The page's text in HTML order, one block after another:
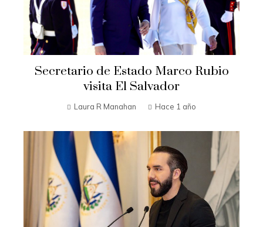
Secretario de Estado Marco Rubio
visita El Salvador
Laura R Manahan Hace 1 año